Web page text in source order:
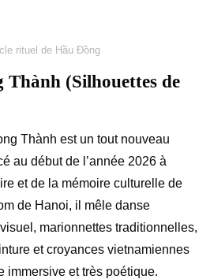
rituel de Hầu Đồng
Thành (Silhouettes de
Thành est un tout nouveau
au début de l’année 2026 à
et de la mémoire culturelle de
de Hanoi, il mêle danse
marionnettes traditionnelles,
et croyances vietnamiennes
immersive et très poétique.